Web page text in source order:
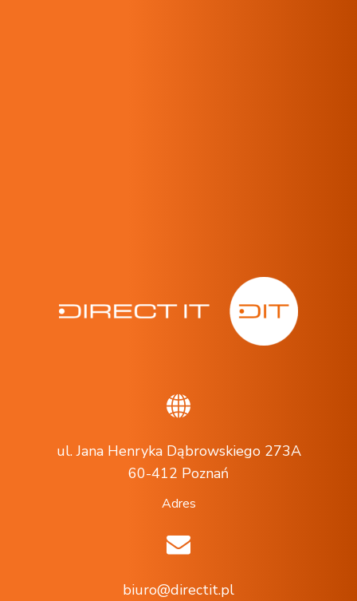
ul. Jana Henryka Dąbrowskiego 273A
60-412 Poznań
Adres
biuro@directit.pl